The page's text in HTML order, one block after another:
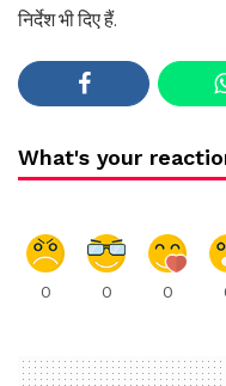
निर्देश भी दिए हैं.
What's your
0 0 0